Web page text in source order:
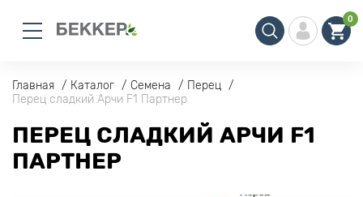
0
Главная Каталог Семена
Перец
Перец сладкий Арчи F1 Партнер
ПЕРЕЦ СЛАДКИЙ АРЧИ F1
ПАРТНЕР